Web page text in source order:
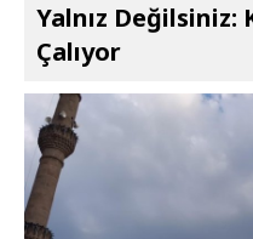
Yalnız Değilsiniz:
Çalıyor